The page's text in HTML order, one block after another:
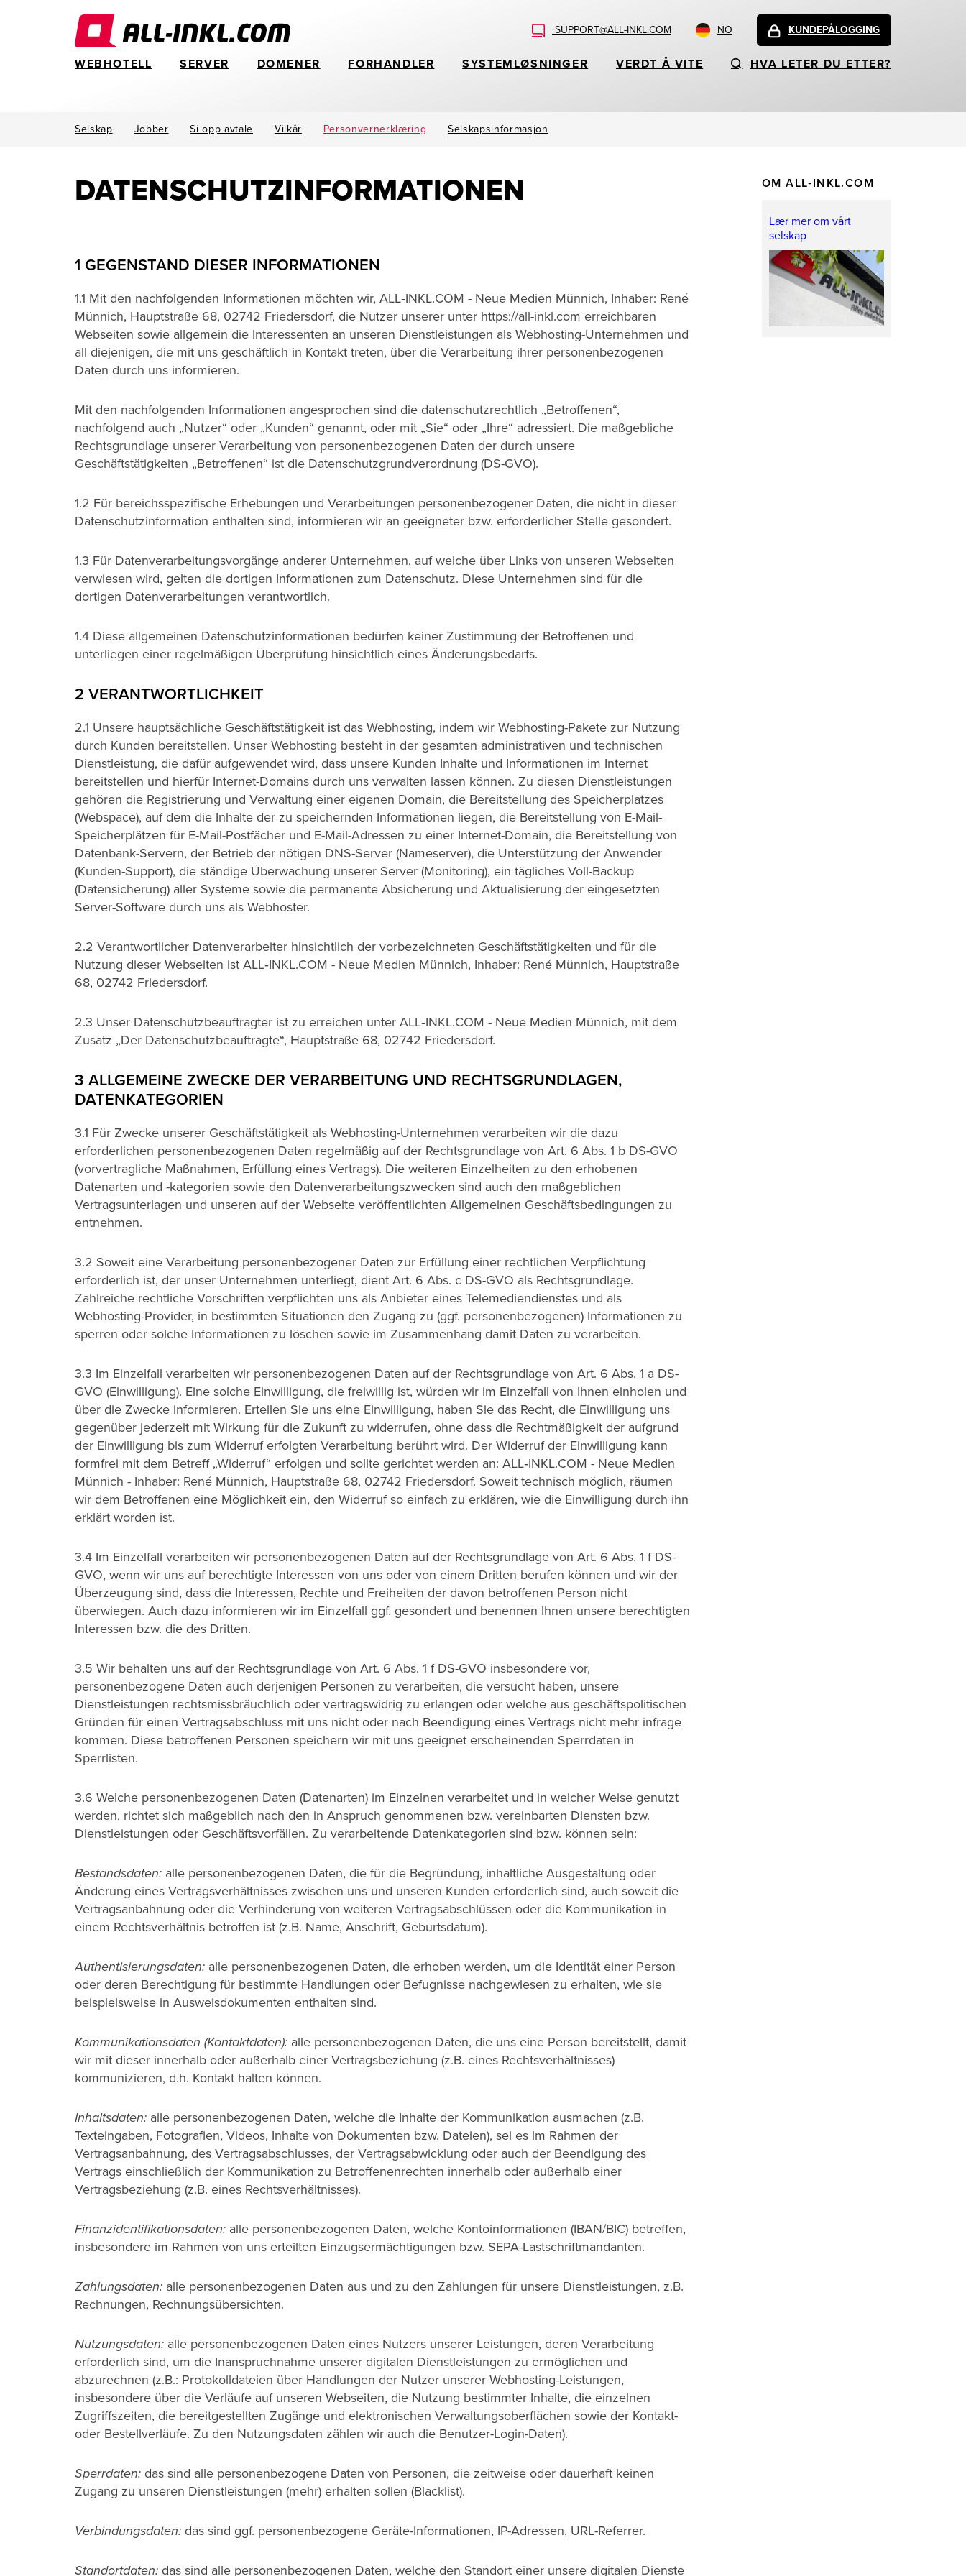
SUPPORT@ALL-INKL.COM NO KUNDEPÅLOGGING
WEBHOTELL SERVER DOMENER FORHANDLER SYSTEMLØSNINGER VERDT Å VITE HVA LETER DU ETTER?
Selskap Jobber Si opp avtale Vilkår Personvernerklæring Selskapsinformasjon
DATENSCHUTZ­INFORMATIONEN
1 GEGENSTAND DIESER INFORMATIONEN
1.1 Mit den nachfolgenden Informationen möchten wir, ALL‑INKL.COM - Neue Medien Münnich, Inhaber: René
Münnich, Hauptstraße 68, 02742 Friedersdorf, die Nutzer unserer unter https://all-inkl.com erreichbaren
Webseiten sowie allgemein die Interessenten an unseren Dienstleistungen als Webhosting-Unternehmen und
all diejenigen, die mit uns geschäftlich in Kontakt treten, über die Verarbeitung ihrer personenbezogenen
Daten durch uns informieren.
Mit den nachfolgenden Informationen angesprochen sind die datenschutzrechtlich „Betroffenen“,
nachfolgend auch „Nutzer“ oder „Kunden“ genannt, oder mit „Sie“ oder „Ihre“ adressiert. Die maßgebliche
Rechtsgrundlage unserer Verarbeitung von personenbezogenen Daten der durch unsere
Geschäftstätigkeiten „Betroffenen“ ist die Datenschutzgrundverordnung (DS-GVO).
1.2 Für bereichsspezifische Erhebungen und Verarbeitungen personenbezogener Daten, die nicht in dieser
Datenschutzinformation enthalten sind, informieren wir an geeigneter bzw. erforderlicher Stelle gesondert.
1.3 Für Datenverarbeitungsvorgänge anderer Unternehmen, auf welche über Links von unseren Webseiten
verwiesen wird, gelten die dortigen Informationen zum Datenschutz. Diese Unternehmen sind für die
dortigen Datenverarbeitungen verantwortlich.
1.4 Diese allgemeinen Datenschutzinformationen bedürfen keiner Zustimmung der Betroffenen und
unterliegen einer regelmäßigen Überprüfung hinsichtlich eines Änderungsbedarfs.
2 VERANTWORTLICHKEIT
2.1 Unsere hauptsächliche Geschäftstätigkeit ist das Webhosting, indem wir Webhosting-Pakete zur Nutzung
durch Kunden bereitstellen. Unser Webhosting besteht in der gesamten administrativen und technischen
Dienstleistung, die dafür aufgewendet wird, dass unsere Kunden Inhalte und Informationen im Internet
bereitstellen und hierfür Internet-Domains durch uns verwalten lassen können. Zu diesen Dienstleistungen
gehören die Registrierung und Verwaltung einer eigenen Domain, die Bereitstellung des Speicherplatzes
(Webspace), auf dem die Inhalte der zu speichernden Informationen liegen, die Bereitstellung von E-Mail-
Speicherplätzen für E-Mail-Postfächer und E-Mail-Adressen zu einer Internet-Domain, die Bereitstellung von
Datenbank-Servern, der Betrieb der nötigen DNS-Server (Nameserver), die Unterstützung der Anwender
(Kunden-Support), die ständige Überwachung unserer Server (Monitoring), ein tägliches Voll-Backup
(Datensicherung) aller Systeme sowie die permanente Absicherung und Aktualisierung der eingesetzten
Server-Software durch uns als Webhoster.
2.2 Verantwortlicher Datenverarbeiter hinsichtlich der vorbezeichneten Geschäftstätigkeiten und für die
Nutzung dieser Webseiten ist ALL‑INKL.COM - Neue Medien Münnich, Inhaber: René Münnich, Hauptstraße
68, 02742 Friedersdorf.
2.3 Unser Datenschutzbeauftragter ist zu erreichen unter ALL‑INKL.COM - Neue Medien Münnich, mit dem
Zusatz „Der Datenschutzbeauftragte“, Hauptstraße 68, 02742 Friedersdorf.
3 ALLGEMEINE ZWECKE DER VERARBEITUNG UND RECHTSGRUNDLAGEN,
DATENKATEGORIEN
3.1 Für Zwecke unserer Geschäftstätigkeit als Webhosting-Unternehmen verarbeiten wir die dazu
erforderlichen personenbezogenen Daten regelmäßig auf der Rechtsgrundlage von Art. 6 Abs. 1 b DS-GVO
(vorvertragliche Maßnahmen, Erfüllung eines Vertrags). Die weiteren Einzelheiten zu den erhobenen
Datenarten und -kategorien sowie den Datenverarbeitungszwecken sind auch den maßgeblichen
Vertragsunterlagen und unseren auf der Webseite veröffentlichten Allgemeinen Geschäftsbedingungen zu
entnehmen.
3.2 Soweit eine Verarbeitung personenbezogener Daten zur Erfüllung einer rechtlichen Verpflichtung
erforderlich ist, der unser Unternehmen unterliegt, dient Art. 6 Abs. c DS-GVO als Rechtsgrundlage.
Zahlreiche rechtliche Vorschriften verpflichten uns als Anbieter eines Telemediendienstes und als
Webhosting-Provider, in bestimmten Situationen den Zugang zu (ggf. personenbezogenen) Informationen zu
sperren oder solche Informationen zu löschen sowie im Zusammenhang damit Daten zu verarbeiten.
3.3 Im Einzelfall verarbeiten wir personenbezogenen Daten auf der Rechtsgrundlage von Art. 6 Abs. 1 a DS-
GVO (Einwilligung). Eine solche Einwilligung, die freiwillig ist, würden wir im Einzelfall von Ihnen einholen und
über die Zwecke informieren. Erteilen Sie uns eine Einwilligung, haben Sie das Recht, die Einwilligung uns
gegenüber jederzeit mit Wirkung für die Zukunft zu widerrufen, ohne dass die Rechtmäßigkeit der aufgrund
der Einwilligung bis zum Widerruf erfolgten Verarbeitung berührt wird. Der Widerruf der Einwilligung kann
formfrei mit dem Betreff „Widerruf“ erfolgen und sollte gerichtet werden an: ALL‑INKL.COM - Neue Medien
Münnich - Inhaber: René Münnich, Hauptstraße 68, 02742 Friedersdorf. Soweit technisch möglich, räumen
wir dem Betroffenen eine Möglichkeit ein, den Widerruf so einfach zu erklären, wie die Einwilligung durch ihn
erklärt worden ist.
3.4 Im Einzelfall verarbeiten wir personenbezogenen Daten auf der Rechtsgrundlage von Art. 6 Abs. 1 f DS-
GVO, wenn wir uns auf berechtigte Interessen von uns oder von einem Dritten berufen können und wir der
Überzeugung sind, dass die Interessen, Rechte und Freiheiten der davon betroffenen Person nicht
überwiegen. Auch dazu informieren wir im Einzelfall ggf. gesondert und benennen Ihnen unsere berechtigten
Interessen bzw. die des Dritten.
3.5 Wir behalten uns auf der Rechtsgrundlage von Art. 6 Abs. 1 f DS-GVO insbesondere vor,
personenbezogene Daten auch derjenigen Personen zu verarbeiten, die versucht haben, unsere
Dienstleistungen rechtsmissbräuchlich oder vertragswidrig zu erlangen oder welche aus geschäftspolitischen
Gründen für einen Vertragsabschluss mit uns nicht oder nach Beendigung eines Vertrags nicht mehr infrage
kommen. Diese betroffenen Personen speichern wir mit uns geeignet erscheinenden Sperrdaten in
Sperrlisten.
3.6 Welche personenbezogenen Daten (Datenarten) im Einzelnen verarbeitet und in welcher Weise genutzt
werden, richtet sich maßgeblich nach den in Anspruch genommenen bzw. vereinbarten Diensten bzw.
Dienstleistungen oder Geschäftsvorfällen. Zu verarbeitende Datenkategorien sind bzw. können sein:
Bestandsdaten: alle personenbezogenen Daten, die für die Begründung, inhaltliche Ausgestaltung oder
Änderung eines Vertragsverhältnisses zwischen uns und unseren Kunden erforderlich sind, auch soweit die
Vertragsanbahnung oder die Verhinderung von weiteren Vertragsabschlüssen oder die Kommunikation in
einem Rechtsverhältnis betroffen ist (z.B. Name, Anschrift, Geburtsdatum).
Authentisierungsdaten: alle personenbezogenen Daten, die erhoben werden, um die Identität einer Person
oder deren Berechtigung für bestimmte Handlungen oder Befugnisse nachgewiesen zu erhalten, wie sie
beispielsweise in Ausweisdokumenten enthalten sind.
Kommunikationsdaten (Kontaktdaten): alle personenbezogenen Daten, die uns eine Person bereitstellt, damit
wir mit dieser innerhalb oder außerhalb einer Vertragsbeziehung (z.B. eines Rechtsverhältnisses)
kommunizieren, d.h. Kontakt halten können.
Inhaltsdaten: alle personenbezogenen Daten, welche die Inhalte der Kommunikation ausmachen (z.B.
Texteingaben, Fotografien, Videos, Inhalte von Dokumenten bzw. Dateien), sei es im Rahmen der
Vertragsanbahnung, des Vertragsabschlusses, der Vertragsabwicklung oder auch der Beendigung des
Vertrags einschließlich der Kommunikation zu Betroffenenrechten innerhalb oder außerhalb einer
Vertragsbeziehung (z.B. eines Rechtsverhältnisses).
Finanzidentifikationsdaten: alle personenbezogenen Daten, welche Kontoinformationen (IBAN/BIC) betreffen,
insbesondere im Rahmen von uns erteilten Einzugsermächtigungen bzw. SEPA-Lastschriftmandanten.
Zahlungsdaten: alle personenbezogenen Daten aus und zu den Zahlungen für unsere Dienstleistungen, z.B.
Rechnungen, Rechnungsübersichten.
Nutzungsdaten: alle personenbezogenen Daten eines Nutzers unserer Leistungen, deren Verarbeitung
erforderlich sind, um die Inanspruchnahme unserer digitalen Dienstleistungen zu ermöglichen und
abzurechnen (z.B.: Protokolldateien über Handlungen der Nutzer unserer Webhosting-Leistungen,
insbesondere über die Verläufe auf unseren Webseiten, die Nutzung bestimmter Inhalte, die einzelnen
Zugriffszeiten, die bereitgestellten Zugänge und elektronischen Verwaltungsoberflächen sowie der Kontakt-
oder Bestellverläufe. Zu den Nutzungsdaten zählen wir auch die Benutzer-Login-Daten).
Sperrdaten: das sind alle personenbezogene Daten von Personen, die zeitweise oder dauerhaft keinen
Zugang zu unseren Dienstleistungen (mehr) erhalten sollen (Blacklist).
Verbindungsdaten: das sind ggf. personenbezogene Geräte-Informationen, IP-Adressen, URL-Referrer.
Standortdaten: das sind alle personenbezogenen Daten, welche den Standort einer unsere digitalen Dienste
OM ALL‑INKL.COM
Lær mer om vårt
selskap